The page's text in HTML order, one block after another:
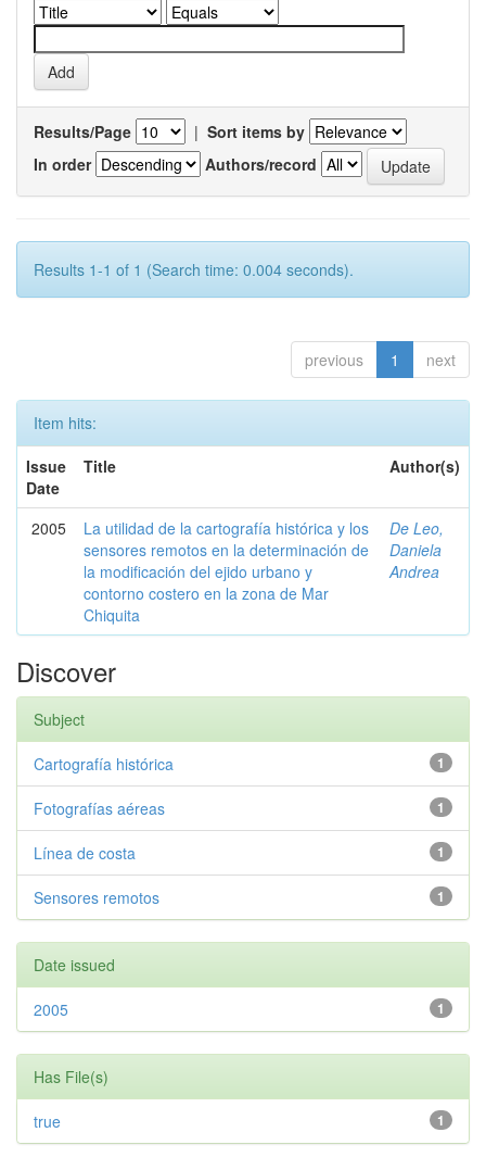
Results/Page | Sort items by
In order
Authors/record
Results 1-1 of 1 (Search time: 0.004 seconds).
previous 1 next
Item hits:
Issue
Date
Title Author(s)
2005
La utilidad de la cartografía histórica y los
sensores remotos en la determinación de
la modificación del ejido urbano y
contorno costero en la zona de Mar
Chiquita
De Leo,
Daniela
Andrea
Discover
Subject
1
Cartografía histórica
1
Fotografías aéreas
1
Línea de costa
1
Sensores remotos
Date issued
1
2005
Has File(s)
1
true